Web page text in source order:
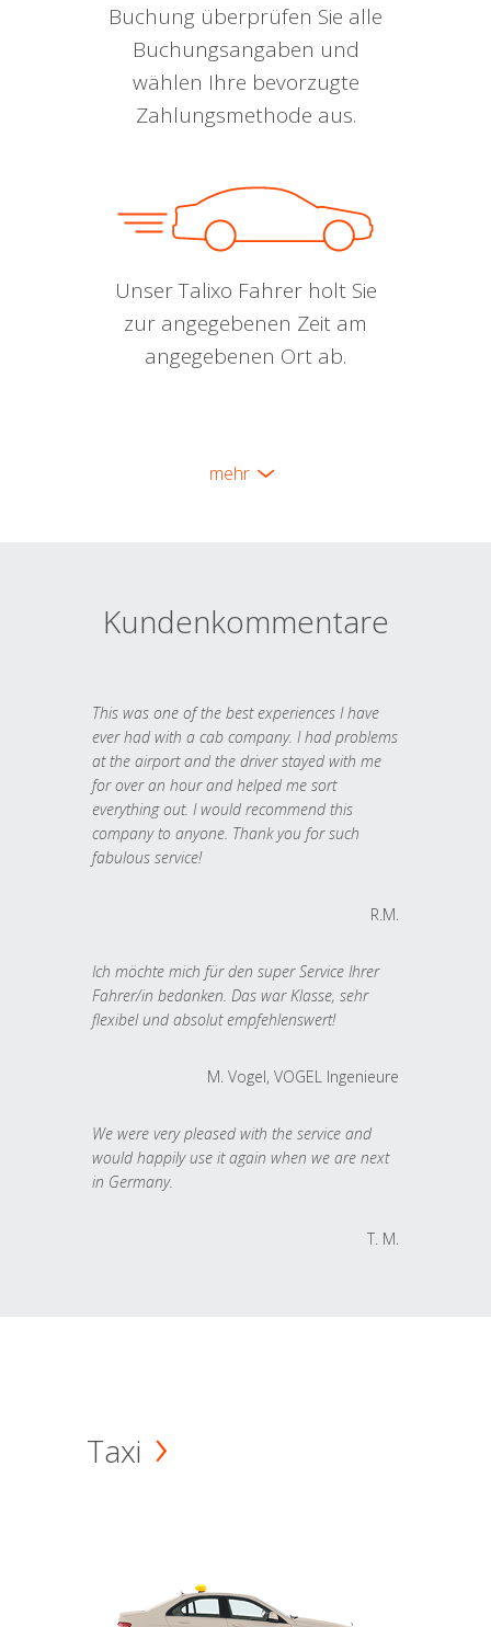
Buchung überprüfen Sie alle
Buchungsangaben und
wählen Ihre bevorzugte
Zahlungsmethode aus.
Unser Talixo Fahrer holt Sie
zur angegebenen Zeit am
angegebenen Ort ab.
mehr
Kundenkommentare
This was one of the best experiences I have
ever had with a cab company. I had problems
at the airport and the driver stayed with me
for over an hour and helped me sort
everything out. I would recommend this
company to anyone. Thank you for such
fabulous service!
R.M.
Ich möchte mich für den super Service Ihrer
Fahrer/in bedanken. Das war Klasse, sehr
flexibel und absolut empfehlenswert!
M. Vogel, VOGEL Ingenieure
We were very pleased with the service and
would happily use it again when we are next
in Germany.
T. M.
Taxi